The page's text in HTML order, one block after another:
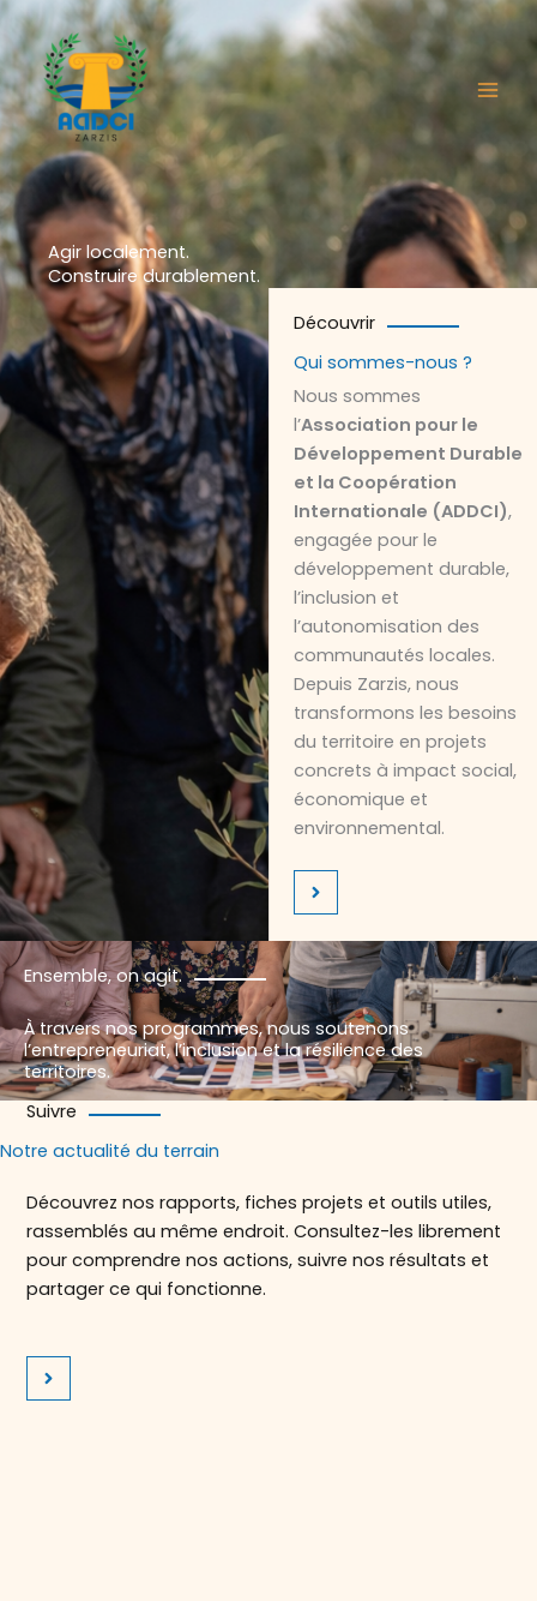
Aller
au
contenu
Agir localement.
Construire durablement.
Ensemble, on agit.
À travers nos programmes, nous soutenons
l’entrepreneuriat, l’inclusion et la résilience des
territoires.
Découvrir
Qui sommes-nous ?
Nous sommes
l’Association pour le
Développement Durable
et la Coopération
Internationale (ADDCI),
engagée pour le
développement durable,
l’inclusion et
l’autonomisation des
communautés locales.
Depuis Zarzis, nous
transformons les besoins
du territoire en projets
concrets à impact social,
économique et
environnemental.
Suivre
Notre actualité du terrain
Découvrez nos rapports, fiches projets et outils utiles,
rassemblés au même endroit. Consultez-les librement
pour comprendre nos actions, suivre nos résultats et
partager ce qui fonctionne.